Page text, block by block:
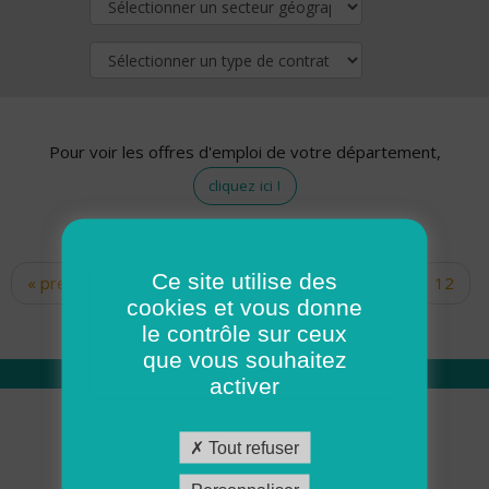
Pour voir les offres d'emploi de votre département,
cliquez ici !
Pages
« premier ‹ précédent … 10
12
14 15 16 17
Qui sommes nous
Académie ADMR
Ce site utilise des
cookies et vous donne
le contrôle sur ceux
que vous souhaitez
activer
Tout refuser